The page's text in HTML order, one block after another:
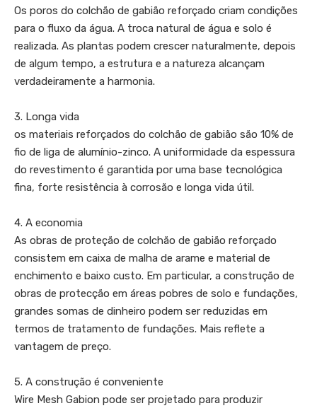
Os poros do colchão de gabião reforçado criam condições
para o fluxo da água. A troca natural de água e solo é
realizada. As plantas podem crescer naturalmente, depois
de algum tempo, a estrutura e a natureza alcançam
verdadeiramente a harmonia.
3. Longa vida
os materiais reforçados do colchão de gabião são 10% de
fio de liga de alumínio-zinco. A uniformidade da espessura
do revestimento é garantida por uma base tecnológica
fina, forte resistência à corrosão e longa vida útil.
4. A economia
As obras de proteção de colchão de gabião reforçado
consistem em caixa de malha de arame e material de
enchimento e baixo custo. Em particular, a construção de
obras de protecção em áreas pobres de solo e fundações,
grandes somas de dinheiro podem ser reduzidas em
termos de tratamento de fundações. Mais reflete a
vantagem de preço.
5. A construção é conveniente
Wire Mesh Gabion pode ser projetado para produzir